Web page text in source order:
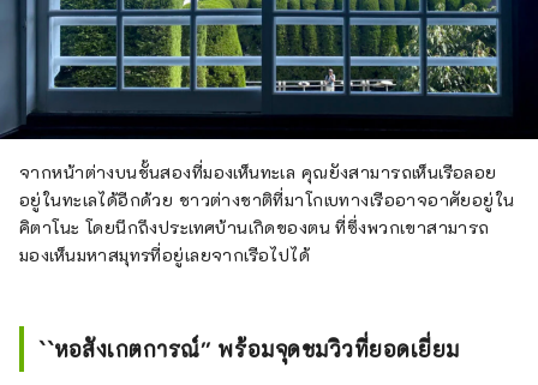
จากหน้าต่างบนชั้นสองที่มองเห็นทะเล คุณยังสามารถเห็นเรือลอย
อยู่ในทะเลได้อีกด้วย ชาวต่างชาติที่มาโกเบทางเรืออาจอาศัยอยู่ใน
คิตาโนะ โดยนึกถึงประเทศบ้านเกิดของตน ที่ซึ่งพวกเขาสามารถ
มองเห็นมหาสมุทรที่อยู่เลยจากเรือไปได้
``หอสังเกตการณ์'' พร้อมจุดชมวิวที่ยอดเยี่ยม